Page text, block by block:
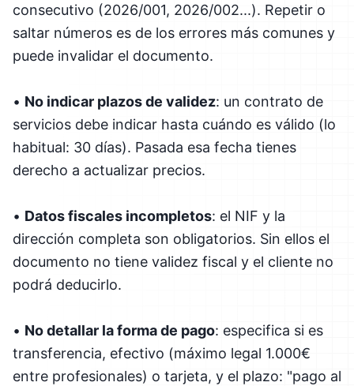
consecutivo (2026/001, 2026/002...). Repetir o
saltar números es de los errores más comunes y
puede invalidar el documento.
• No indicar plazos de validez: un contrato de
servicios debe indicar hasta cuándo es válido (lo
habitual: 30 días). Pasada esa fecha tienes
derecho a actualizar precios.
• Datos fiscales incompletos: el NIF y la
dirección completa son obligatorios. Sin ellos el
documento no tiene validez fiscal y el cliente no
podrá deducirlo.
• No detallar la forma de pago: especifica si es
transferencia, efectivo (máximo legal 1.000€
entre profesionales) o tarjeta, y el plazo: "pago al